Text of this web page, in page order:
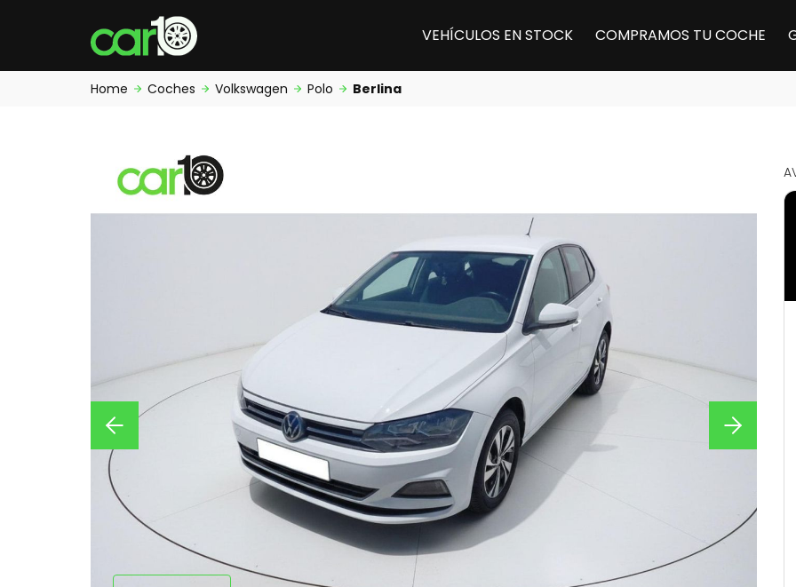
VEHÍCULOS EN STOCK COMPRAMOS TU COCHE
Home Coches Volkswagen Polo Berlina